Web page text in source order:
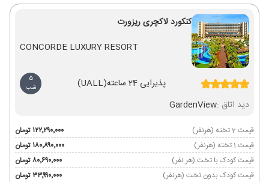
کنکورد لاکچری ریزورت
CONCORDE LUXURY RESORT
پذیرایی 24 ساعته (UALL)
5
شب
دید اتاق :GardenView
قیمت 2 تخته (هرنفر)
۱۲۲٬۲۹۰٬۰۰۰ تومان
قیمت 1 تخته (هرنفر)
۱۸۰٬۸۹۰٬۰۰۰ تومان
قیمت کودک با تخت (هر نفر)
۸۰٬۶۹۰٬۰۰۰ تومان
قیمت کودک بدون تخت (هرنفر)
۳۳٬۹۹۰٬۰۰۰ تومان